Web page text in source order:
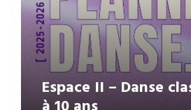
Espace II – Danse